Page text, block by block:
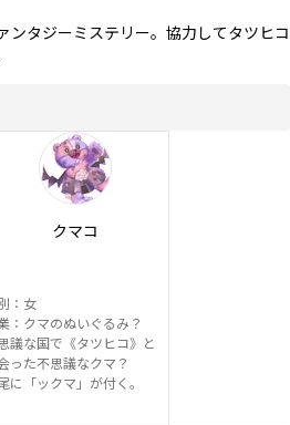
ンタジーミステリー。協力してタツヒコ
クマコ
：女
：クマのぬいぐるみ？
議な国で《タツヒコ》と
った不思議なクマ？
に「ックマ」が付く。